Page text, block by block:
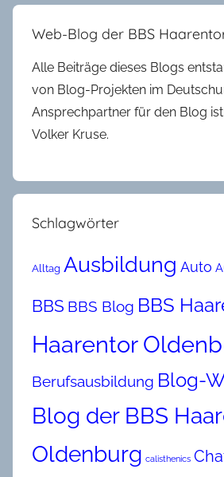
Web-Blog der BBS
Alle Beiträge dieses Blogs
von Blog-Projekten im
Ansprechpartner für den Blog
Volker Kruse.
Schlagwörter
Alltag Ausbildung Auto
BBS BBS Blog BBS
Haarentor
Berufsausbildung Blog-
Blog der BBS
Oldenburg calisthenics